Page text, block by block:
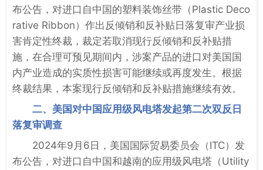
布公告，对进口自中国的塑料装饰丝带（Plastic Deco
rative Ribbon）作出反倾销和反补贴日落复审产业损
害肯定性终裁，裁定若取消现行反倾销和反补贴措
施，在合理可预见期间内，涉案产品的进口对美国国
内产业造成的实质性损害可能继续或再度发生。根据
终裁结果，本案现行反倾销和反补贴措施继续有效。
二、美国对中国应用级风电塔发起第二次双反日
落复审调查
2024年9月6日，美国国际贸易委员会（ITC）发
布公告，对进口自中国和越南的应用级风电塔（Utility